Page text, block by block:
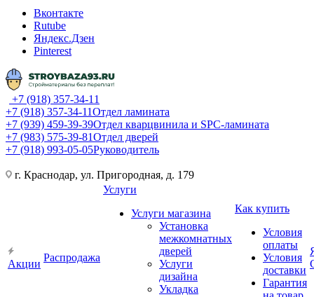
Вконтакте
Rutube
Яндекс.Дзен
Pinterest
+7 (918) 357-34-11
+7 (918) 357-34-11Отдел ламината
+7 (939) 459-39-39Отдел кварцвинила и SPC-ламината
+7 (983) 575-39-81Отдел дверей
+7 (918) 993-05-05Руководитель
г. Краснодар, ул. Пригородная, д. 179
Акции
Распродажа
Услуги
Услуги магазина
Установка
межкомнатных
дверей
Услуги
дизайна
Укладка
Как купить
Условия
оплаты
Условия
доставки
Гарантия